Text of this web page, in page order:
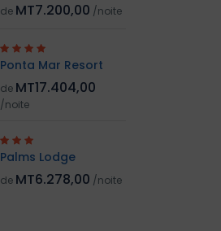
de MT7.200,00 /noite
Ponta Mar Resort
de MT17.404,00
/noite
Palms Lodge
de MT6.278,00 /noite